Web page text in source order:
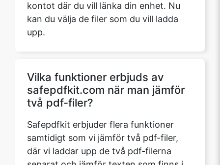
kontot där du vill länka din enhet. Nu
kan du välja de filer som du vill ladda
upp.
Vilka funktioner erbjuds av
safepdfkit.com när man jämför
två pdf-filer?
Safepdfkit erbjuder flera funktioner
samtidigt som vi jämför två pdf-filer,
där vi laddar upp de två pdf-filerna